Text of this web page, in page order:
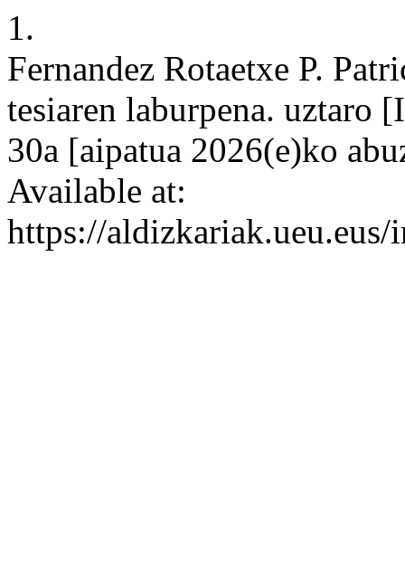
1.
Fernandez Rotaetxe P.
tesiaren laburpena. uztaro
30a [aipatua 2026(e)ko
Available at:
https://